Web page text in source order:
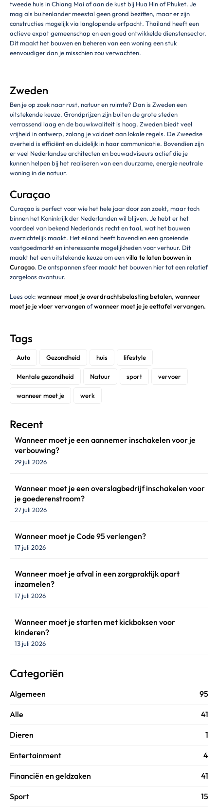
tweede huis in Chiang Mai of aan de kust bij Hua Hin of Phuket. Je
mag als buitenlander meestal geen grond bezitten, maar er zijn
constructies mogelijk via langlopende erfpacht. Thailand heeft een
actieve expat gemeenschap en een goed ontwikkelde dienstensector.
Dit maakt het bouwen en beheren van een woning een stuk
eenvoudiger dan je misschien zou verwachten.
Zweden
Ben je op zoek naar rust, natuur en ruimte? Dan is Zweden een
uitstekende keuze. Grondprijzen zijn buiten de grote steden
verrassend laag en de bouwkwaliteit is hoog. Zweden biedt veel
vrijheid in ontwerp, zolang je voldoet aan lokale regels. De Zweedse
overheid is efficiënt en duidelijk in haar communicatie. Bovendien zijn
er veel Nederlandse architecten en bouwadviseurs actief die je
kunnen helpen bij het realiseren van een duurzame, energie neutrale
woning in de natuur.
Curaçao
Curaçao is perfect voor wie het hele jaar door zon zoekt, maar toch
binnen het Koninkrijk der Nederlanden wil blijven. Je hebt er het
voordeel van bekend Nederlands recht en taal, wat het bouwen
overzichtelijk maakt. Het eiland heeft bovendien een groeiende
vastgoedmarkt en interessante mogelijkheden voor verhuur. Dit
maakt het een uitstekende keuze om eenvilla te laten bouwen in
Curaçao. De ontspannen sfeer maakt het bouwen hier tot een relatief
zorgeloos avontuur.
Lees ook: wanneer moet je overdrachtsbelasting betalen, wanneer
moet je je vloer vervangenofwanneer moet je je eettafel vervangen.
Tags
Auto Gezondheid huis lifestyle
Mentale gezondheid Natuur sport vervoer
wanneer moet je werk
Recent
Wanneer moet je een aannemer inschakelen voor je
verbouwing?
29 juli 2026
Wanneer moet je een overslagbedrijf inschakelen voor
je goederenstroom?
27 juli 2026
Wanneer moet je Code 95 verlengen?
17 juli 2026
Wanneer moet je afval in een zorgpraktijk apart
inzamelen?
17 juli 2026
Wanneer moet je starten met kickboksen voor
kinderen?
13 juli 2026
Categoriën
Algemeen 95
Alle 41
Dieren 1
Entertainment 4
Financiën en geldzaken 41
Sport 15